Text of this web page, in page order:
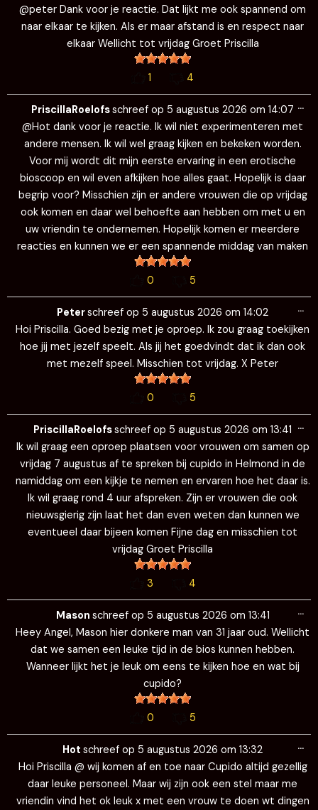
@peter Dank voor je reactie. Dat lijkt me ook spannend om
naar elkaar te kijken. Als er maar afstand is en respect naar
elkaar Wellicht tot vrijdag Groet Priscilla
1 4
PriscillaRoelofsschreef op 5 augustus 2026 om 14:07
@Hot dank voor je reactie. Ik wil niet experimenteren met
andere mensen. Ik wil wel graag kijken en bekeken worden.
Voor mij wordt dit mijn eerste ervaring in een erotische
bioscoop en wil even afkijken hoe alles gaat. Hopelijk is daar
begrip voor? Misschien zijn er andere vrouwen die op vrijdag
ook komen en daar wel behoefte aan hebben om met u en
uw vriendin te ondernemen. Hopelijk komen er meerdere
reacties en kunnen we er een spannende middag van maken
0 5
…
Peterschreef op 5 augustus 2026 om 14:02
Hoi Priscilla. Goed bezig met je oproep. Ik zou graag toekijken
hoe jij met jezelf speelt. Als jij het goedvindt dat ik dan ook
met mezelf speel. Misschien tot vrijdag. X Peter
0 5
…
PriscillaRoelofsschreef op 5 augustus 2026 om 13:41
Ik wil graag een oproep plaatsen voor vrouwen om samen op
vrijdag 7 augustus af te spreken bij cupido in Helmond in de
namiddag om een kijkje te nemen en ervaren hoe het daar is.
Ik wil graag rond 4 uur afspreken. Zijn er vrouwen die ook
nieuwsgierig zijn laat het dan even weten dan kunnen we
eventueel daar bijeen komen Fijne dag en misschien tot
vrijdag Groet Priscilla
3 4
…
Mason schreef op 5 augustus 2026 om 13:41
Heey Angel, Mason hier donkere man van 31 jaar oud. Wellicht
dat we samen een leuke tijd in de bios kunnen hebben.
Wanneer lijkt het je leuk om eens te kijken hoe en wat bij
cupido?
0 5
…
Hot schreef op 5 augustus 2026 om 13:32
Hoi Priscilla @ wij komen af en toe naar Cupido altijd gezellig
daar leuke personeel. Maar wij zijn ook een stel maar me
vriendin vind het ok leuk x met een vrouw te doen wt dingen
…